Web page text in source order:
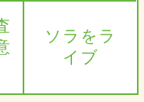
ソラをラ
イブ